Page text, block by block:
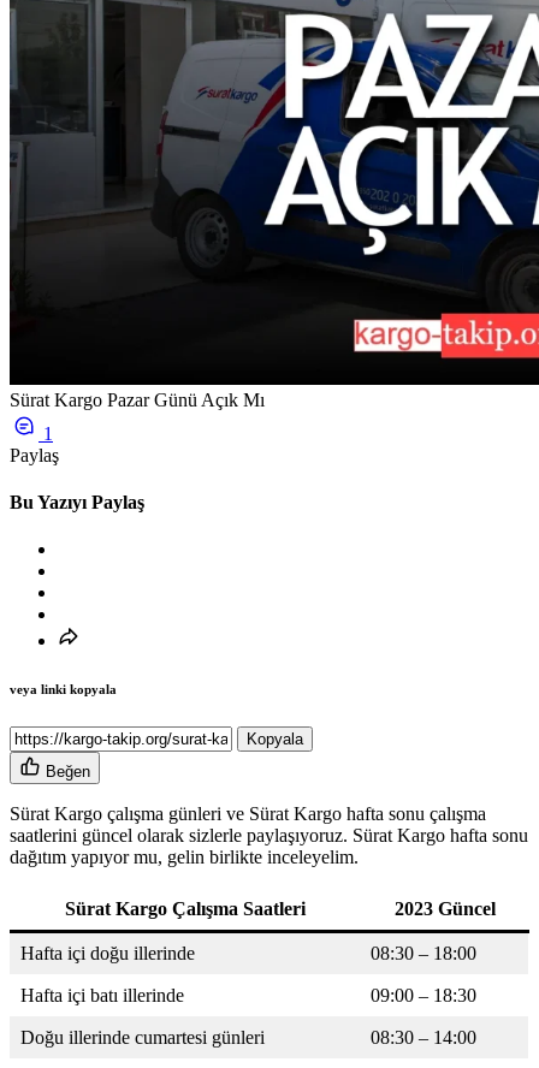
Sürat Kargo Pazar Günü Açık Mı
1
Paylaş
Bu Yazıyı Paylaş
veya linki kopyala
Kopyala
Beğen
Sürat Kargo çalışma günleri ve Sürat Kargo hafta sonu çalışma
saatlerini güncel olarak sizlerle paylaşıyoruz. Sürat Kargo hafta sonu
dağıtım yapıyor mu, gelin birlikte inceleyelim.
Sürat Kargo Çalışma Saatleri 2023 Güncel
Hafta içi doğu illerinde 08:30 – 18:00
Hafta içi batı illerinde 09:00 – 18:30
Doğu illerinde cumartesi günleri 08:30 – 14:00